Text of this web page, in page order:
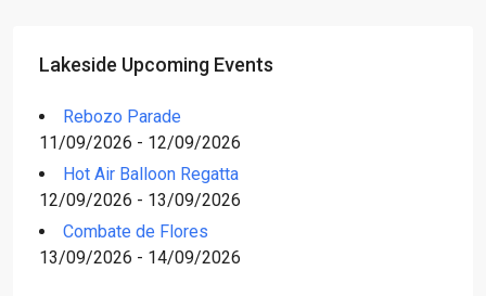
Lakeside Upcoming Events
Rebozo Parade
11/09/2026 - 12/09/2026
Hot Air Balloon Regatta
12/09/2026 - 13/09/2026
Combate de Flores
13/09/2026 - 14/09/2026